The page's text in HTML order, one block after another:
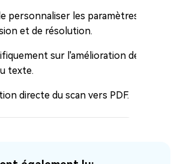
personnaliser les paramètres de
et de résolution.
sur l'amélioration de la
texte.
directe du scan vers PDF.